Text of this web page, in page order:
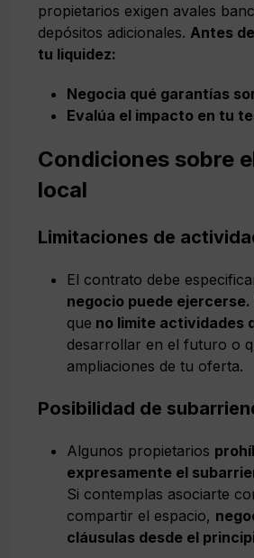
propietarios exigen avales
depósitos adicionales. Antes
tu liquidez:
Negocia qué garantías
Evalúa el impacto en tu
Condiciones sobre
local
Limitaciones de
El contrato debe
negocio puede ejercerse.
que no limite actividades
desarrollar en el futuro o
ampliaciones de tu oferta.
Posibilidad de
Algunos propietarios
expresamente el
Si contemplas asociarte
compartir el espacio,
cláusulas desde el